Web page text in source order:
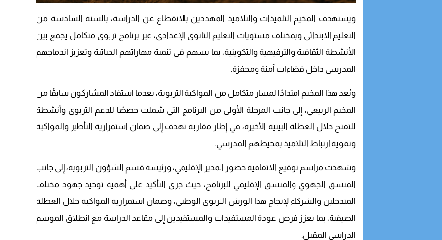
ويستهدف المخيم التلميذات والتلاميذ المهددين بالانقطاع عن الدراسة، بالسنة السادسة من
التعليم الابتدائي وبمختلف مستويات التعليم الثانوي الإعدادي، عبر برنامج تربوي متكامل يجمع بين
الأنشطة الثقافية والترفيهية والتكوينية، بما يسهم في تنمية مهاراتهم الحياتية وتعزيز اندماجهم
المدرسي داخل فضاءات آمنة ومحفزة.
ويُعد هذا المخيم امتدادًا لمسار متكامل من المواكبة التربوية، بعدما استفاد المشاركون سابقًا من
المخيم الربيعي، إلى جانب المرحلة الأولى من البرنامج التي شملت حصصًا للدعم التربوي وأنشطة
للتفتح خلال العطلة البينية الأخيرة، في إطار مقاربة تهدف إلى ضمان استمرارية التأطير والمواكبة
وتقوية ارتباط التلاميذ بمحيطهم المدرسي.
وشهدت مراسم توقيع الاتفاقية حضور المدير الإقليمي، ورئيسة قسم الشؤون التربوية، إلى جانب
المنسق الجهوي والمنسق الإقليمي للبرنامج، حيث جرى التأكيد على أهمية توحيد جهود مختلف
المتدخلين والشركاء لإنجاح هذا الورش التربوي الوطني، وضمان استمرارية المواكبة خلال العطلة
الصيفية، بما يعزز فرص عودة المستفيدات والمستفيدين إلى مقاعد الدراسة مع انطلاق الموسم
الدراسي المقبل.